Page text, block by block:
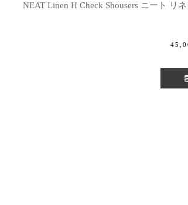
NEAT Linen H Check Shousers ニート リ